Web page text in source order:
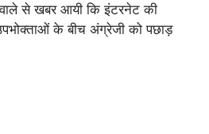
से खबर आयी कि इंटरनेट की
के बीच अंग्रेजी को पछाड़